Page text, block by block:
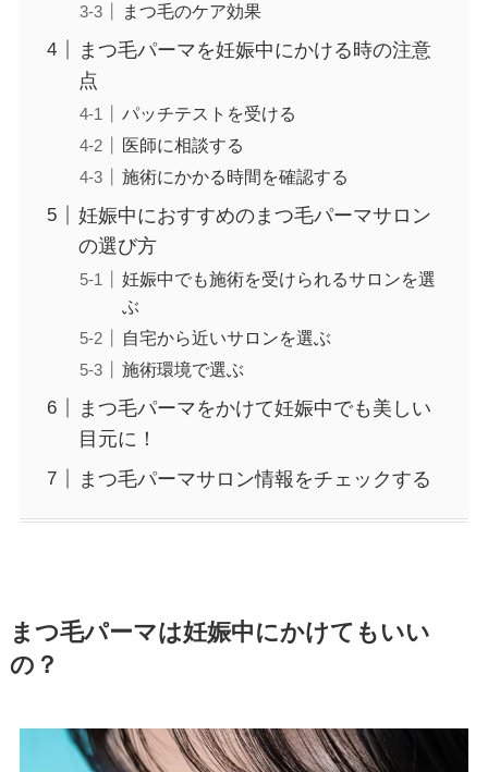
まつ毛のケア効果
まつ毛パーマを妊娠中にかける時の注意
点
パッチテストを受ける
医師に相談する
施術にかかる時間を確認する
妊娠中におすすめのまつ毛パーマサロン
の選び方
妊娠中でも施術を受けられるサロンを選
ぶ
自宅から近いサロンを選ぶ
施術環境で選ぶ
まつ毛パーマをかけて妊娠中でも美しい
目元に！
まつ毛パーマサロン情報をチェックする
まつ毛パーマは妊娠中にかけてもいい
の？